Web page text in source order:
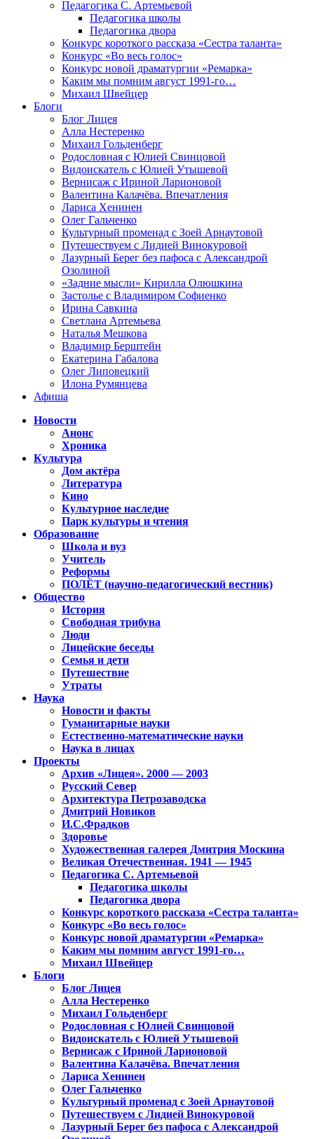
Педагогика С. Артемьевой
Педагогика школы
Педагогика двора
Конкурс короткого рассказа «Сестра таланта»
Конкурс «Во весь голос»
Конкурс новой драматургии «Ремарка»
Каким мы помним август 1991-го…
Михаил Швейцер
Блоги
Блог Лицея
Алла Нестеренко
Михаил Гольденберг
Родословная с Юлией Свинцовой
Видоискатель с Юлией Утышевой
Вернисаж с Ириной Ларионовой
Валентина Калачёва. Впечатления
Лариса Хенинен
Олег Гальченко
Культурный променад с Зоей Арнаутовой
Путешествуем с Лидией Винокуровой
Лазурный Берег без пафоса с Александрой
Озолиной
«Задние мысли» Кирилла Олюшкина
Застолье с Владимиром Софиенко
Ирина Савкина
Светлана Артемьева
Наталья Мешкова
Владимир Берштейн
Екатерина Габалова
Олег Липовецкий
Илона Румянцева
Афиша
Новости
Анонс
Хроника
Культура
Дом актёра
Литература
Кино
Культурное наследие
Парк культуры и чтения
Образование
Школа и вуз
Учитель
Реформы
ПОЛЁТ (научно-педагогический вестник)
Общество
История
Свободная трибуна
Люди
Лицейские беседы
Семья и дети
Путешествие
Утраты
Наука
Новости и факты
Гуманитарные науки
Естественно-математические науки
Наука в лицах
Проекты
Архив «Лицея». 2000 — 2003
Русский Север
Архитектура Петрозаводска
Дмитрий Новиков
И.С.Фрадков
Здоровье
Художественная галерея Дмитрия Москина
Великая Отечественная. 1941 — 1945
Педагогика С. Артемьевой
Педагогика школы
Педагогика двора
Конкурс короткого рассказа «Сестра таланта»
Конкурс «Во весь голос»
Конкурс новой драматургии «Ремарка»
Каким мы помним август 1991-го…
Михаил Швейцер
Блоги
Блог Лицея
Алла Нестеренко
Михаил Гольденберг
Родословная с Юлией Свинцовой
Видоискатель с Юлией Утышевой
Вернисаж с Ириной Ларионовой
Валентина Калачёва. Впечатления
Лариса Хенинен
Олег Гальченко
Культурный променад с Зоей Арнаутовой
Путешествуем с Лидией Винокуровой
Лазурный Берег без пафоса с Александрой